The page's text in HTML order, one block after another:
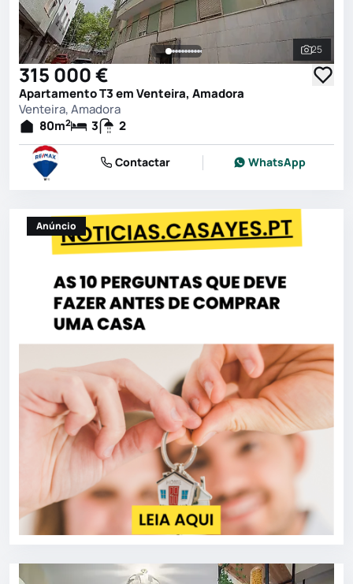
Ver
25
315 000 €
Apartamento T3 em Venteira, Amadora
Venteira, Amadora
80m2 3 2
Contactar WhatsApp
Anúncio